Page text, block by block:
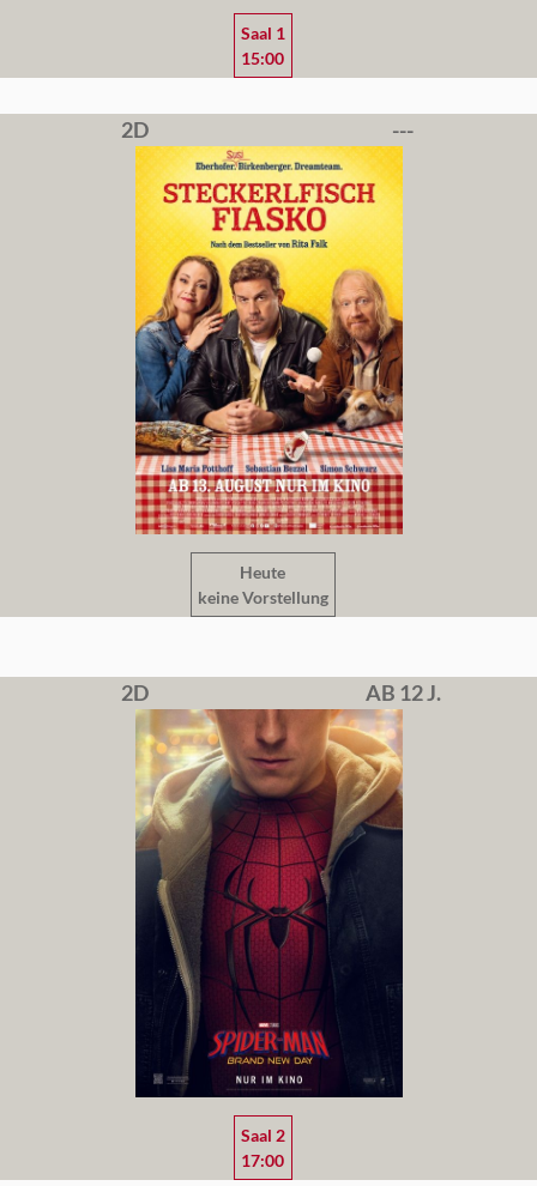
Saal 1
15:00
2D ---
Heute
keine Vorstellung
2D AB 12 J.
Saal 2
17:00